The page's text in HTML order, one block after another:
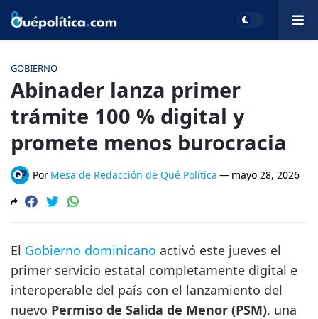
GOBIERNO
Abinader lanza primer
trámite 100 % digital y
promete menos burocracia
Por Mesa de Redacción de Qué Política — mayo 28, 2026
El Gobierno dominicano activó este jueves el
primer servicio estatal completamente digital e
interoperable del país con el lanzamiento del
nuevo Permiso de Salida de Menor (PSM), una